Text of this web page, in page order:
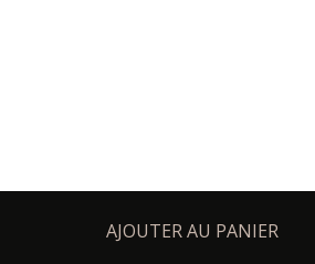
AJOUTER AU PANIER